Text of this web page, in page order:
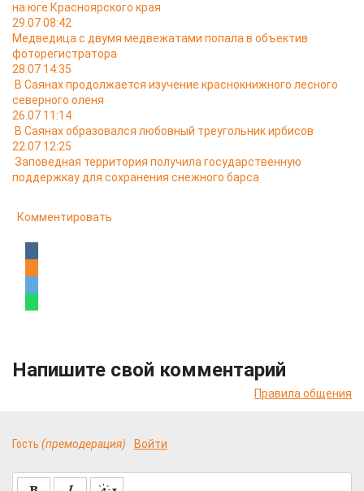
на юге Красноярского края
29.07 08:42
Медведица с двумя медвежатами попала в объектив
фоторегистратора
28.07 14:35
В Саянах продолжается изучение краснокнижного лесного
северного оленя
26.07 11:14
В Саянах образовался любовный треугольник ирбисов
22.07 12:25
Заповедная территория получила государственную
поддержкау для сохранения снежного барса
Комментировать
Напишите свой комментарий
Правила общения
Гость (премодерация) Войти